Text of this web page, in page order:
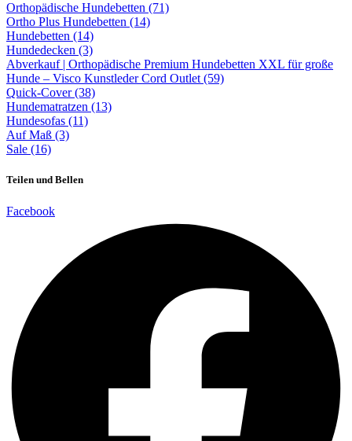
Orthopädische Hundebetten (71)
Ortho Plus Hundebetten (14)
Hundebetten (14)
Hundedecken (3)
Abverkauf | Orthopädische Premium Hundebetten XXL für große
Hunde – Visco Kunstleder Cord Outlet (59)
Quick-Cover (38)
Hundematratzen (13)
Hundesofas (11)
Auf Maß (3)
Sale (16)
Teilen und Bellen
Facebook